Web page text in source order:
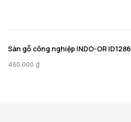
Sàn gỗ công nghiệp INDO-OR ID1286
460.000 ₫